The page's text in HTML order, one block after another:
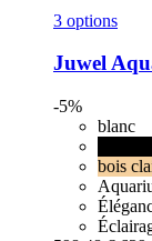
3 options
Juwel
-5%
blanc
bois